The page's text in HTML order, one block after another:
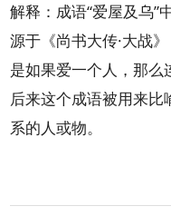
解释：成语“爱屋及乌”
源于《尚书大传·大战
是如果爱一个人，那么
后来这个成语被用来
系的人或物。